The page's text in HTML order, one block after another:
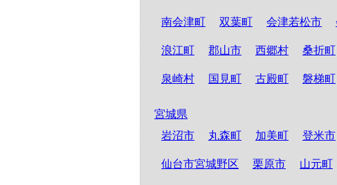
南会津町 双葉町 会津若松市
浪江町 郡山市 西郷村 桑折町
泉崎村 国見町 古殿町 磐梯町
宮城県
岩沼市
丸森町 加美町 登米市
仙台市宮城野区 栗原市 山元町